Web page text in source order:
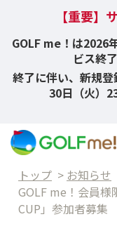
【重要】
GOLF me！は2026
ビス終
終了に伴い、新規
30日（火）
トップ > お知らせ
GOLF me！会員様
CUP」参加者募集